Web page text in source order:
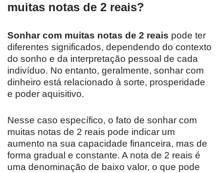
muitas notas de 2 reais?
Sonhar com muitas notas de 2 reais pode ter
diferentes significados, dependendo do contexto
do sonho e da interpretação pessoal de cada
indivíduo. No entanto, geralmente, sonhar com
dinheiro está relacionado à sorte, prosperidade
e poder aquisitivo.
Nesse caso específico, o fato de sonhar com
muitas notas de 2 reais pode indicar um
aumento na sua capacidade financeira, mas de
forma gradual e constante. A nota de 2 reais é
uma denominação de baixo valor, o que pode